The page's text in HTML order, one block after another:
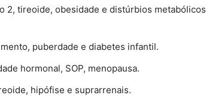
2, tireoide, obesidade e distúrbios metabólicos
puberdade e diabetes infantil.
hormonal, SOP, menopausa.
hipófise e suprarrenais.